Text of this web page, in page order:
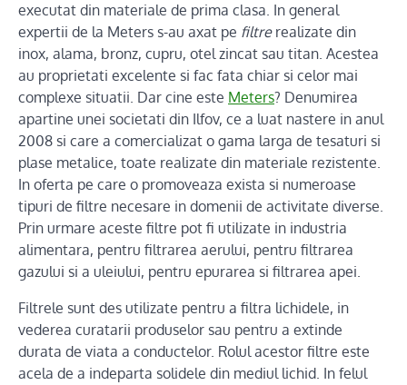
executat din materiale de prima clasa. In general
expertii de la Meters s-au axat pe filtrerealizate din
inox, alama, bronz, cupru, otel zincat sau titan. Acestea
au proprietati excelente si fac fata chiar si celor mai
complexe situatii. Dar cine este Meters? Denumirea
apartine unei societati din Ilfov, ce a luat nastere in anul
2008 si care a comercializat o gama larga de tesaturi si
plase metalice, toate realizate din materiale rezistente.
In oferta pe care o promoveaza exista si numeroase
tipuri de filtre necesare in domenii de activitate diverse.
Prin urmare aceste filtre pot fi utilizate in industria
alimentara, pentru filtrarea aerului, pentru filtrarea
gazului si a uleiului, pentru epurarea si filtrarea apei.
Filtrele sunt des utilizate pentru a filtra lichidele, in
vederea curatarii produselor sau pentru a extinde
durata de viata a conductelor. Rolul acestor filtre este
acela de a indeparta solidele din mediul lichid. In felul